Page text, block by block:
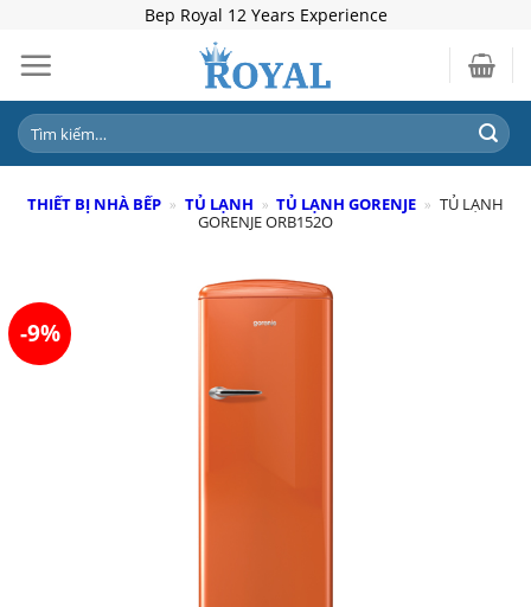
content
Bep Royal 12 Years Experience
Tìm
kiếm:
THIẾT BỊ NHÀ BẾP » TỦ LẠNH » TỦ LẠNH GORENJE » TỦ LẠNH
GORENJE ORB152O
-9%